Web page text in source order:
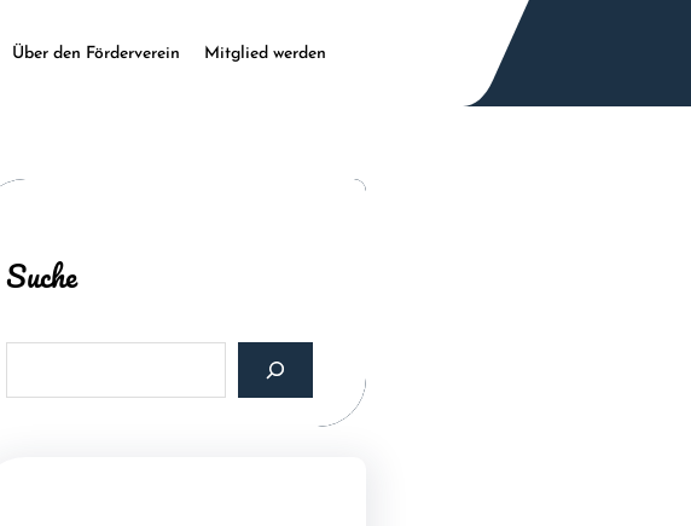
Über den Förderverein Mitglied werden
Suche